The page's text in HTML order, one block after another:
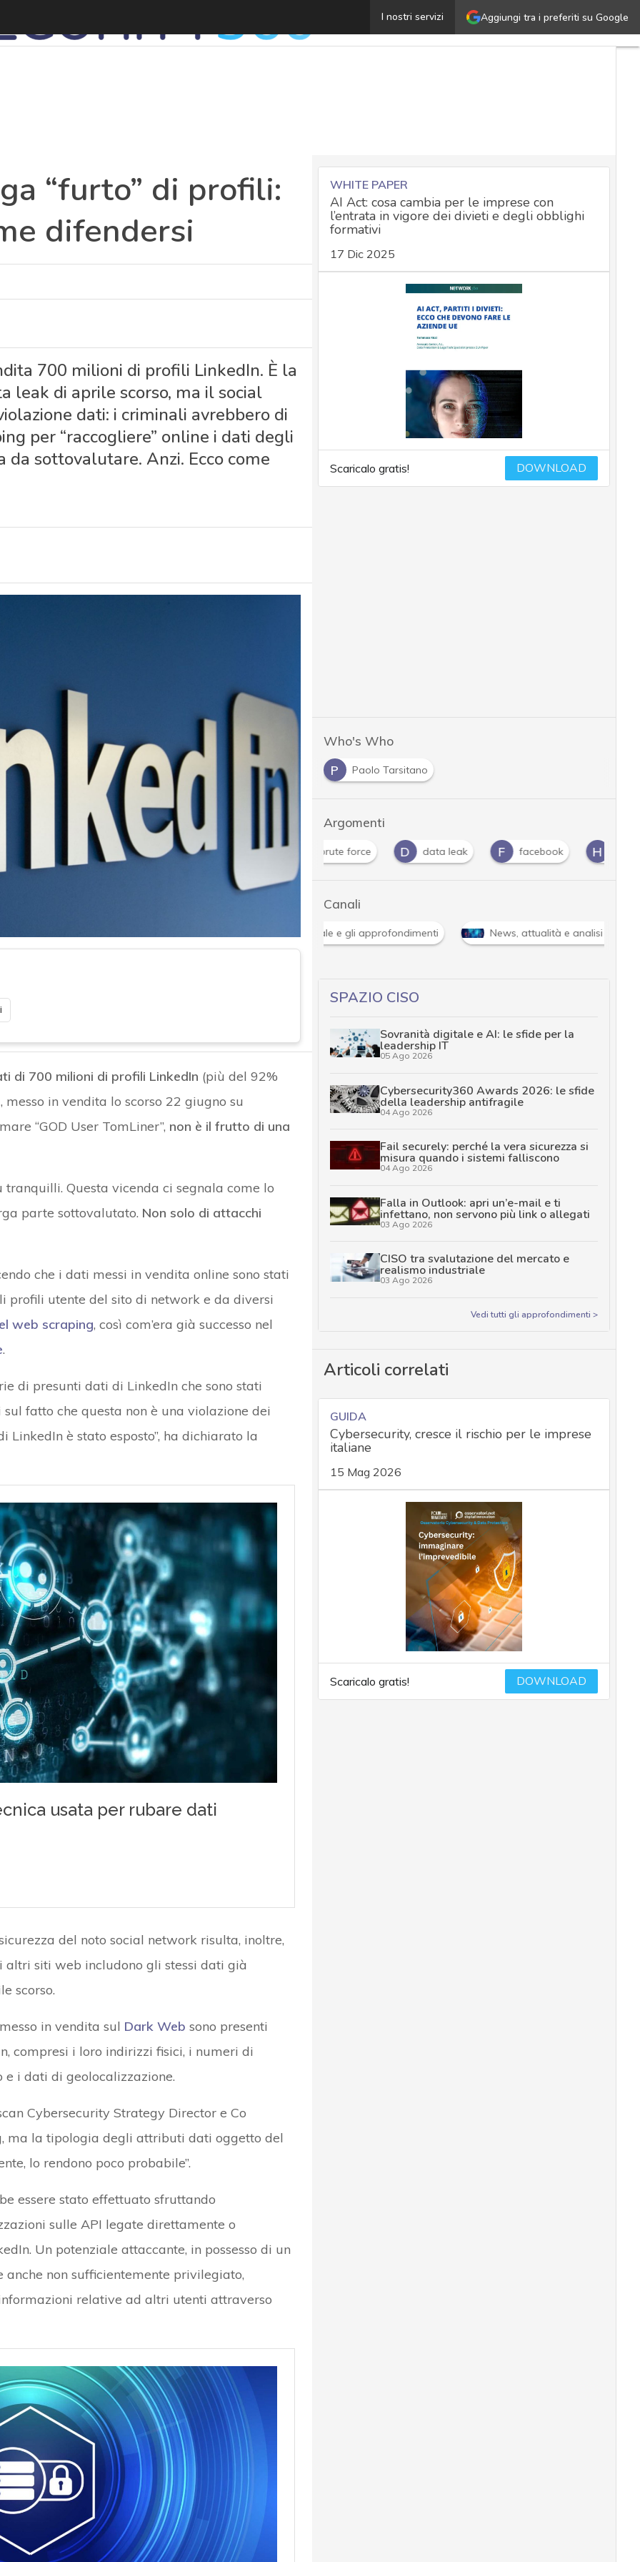
Aggiungi tra i preferiti su Google
I nostri servizi
LinkedIn, nuovo mega “furto” di profili: è scraping, ecco
“furto” di profili:
difendersi
700 milioni di profili LinkedIn. È la
leak di aprile scorso, ma il social
dati: i criminali avrebbero di
per “raccogliere” online i dati degli
sottovalutare. Anzi. Ecco come
di 700 milioni di profili LinkedIn (più del 92%
in vendita lo scorso 22 giugno su
“GOD User TomLiner”, non è il frutto di una
Questa vicenda ci segnala come lo
parte sottovalutato. Non solo di attacchi
che i dati messi in vendita online sono stati
profili utente del sito di network e da diversi
web scraping, così com’era già successo nel
.
di presunti dati di LinkedIn che sono stati
fatto che questa non è una violazione dei
è stato esposto”, ha dichiarato la
del noto social network risulta, inoltre,
siti web includono gli stessi dati già
scorso.
in vendita sul Dark Web sono presenti
compresi i loro indirizzi fisici, i numeri di
e i dati di geolocalizzazione.
Cybersecurity Strategy Director e Co
ma la tipologia degli attributi dati oggetto del
lo rendono poco probabile”.
essere stato effettuato sfruttando
sulle API legate direttamente o
Un potenziale attaccante, in possesso di un
non sufficientemente privilegiato,
relative ad altri utenti attraverso
WHITE PAPER
AI Act: cosa cambia per le imprese con
l’entrata in vigore dei divieti e degli obblighi
formativi
17 Dic 2025
Scaricalo gratis! DOWNLOAD
Who's Who
P
Paolo Tarsitano
Argomenti
autenticazione due fattori brute force D data leak F facebook H Hacker
Canali
Attacchi hacker e Malware: le ultime news in tempo reale e
SPAZIO CISO
Sovranità digitale e AI: le sfide per la
leadership IT
05 Ago 2026
Cybersecurity360 Awards 2026: le sfide
della leadership antifragile
04 Ago 2026
Fail securely: perché la vera sicurezza si
misura quando i sistemi falliscono
04 Ago 2026
Falla in Outlook: apri un’e-mail e ti
infettano, non servono più link o allegati
03 Ago 2026
CISO tra svalutazione del mercato e
realismo industriale
03 Ago 2026
Vedi tutti gli approfondimenti >
Articoli correlati
GUIDA
Cybersecurity, cresce il rischio per le imprese
italiane
15 Mag 2026
Scaricalo gratis! DOWNLOAD